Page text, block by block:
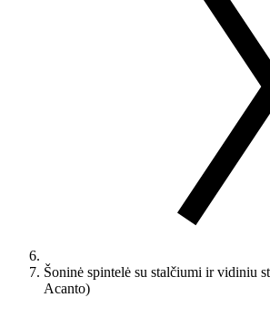
Šoninė spintelė su stalčiumi ir vidiniu
Acanto)